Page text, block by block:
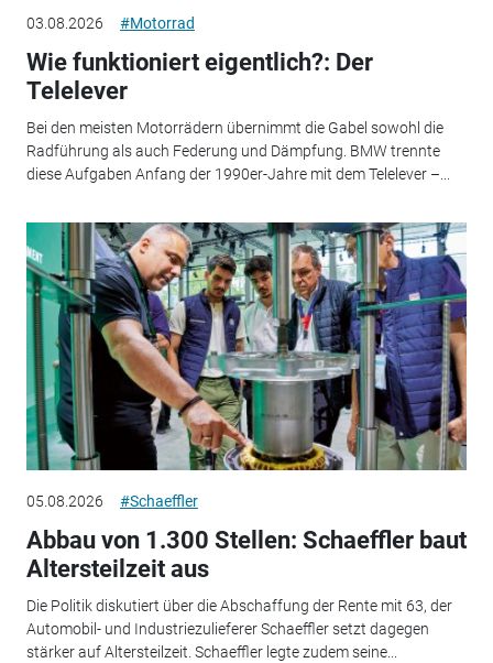
03.08.2026 #Motorrad
Wie funktioniert eigentlich?: Der
Telelever
Bei den meisten Motorrädern übernimmt die Gabel sowohl die
Radführung als auch Federung und Dämpfung. BMW trennte
diese Aufgaben Anfang der 1990er-Jahre mit dem Telelever –...
05.08.2026 #Schaeffler
Abbau von 1.300 Stellen: Schaeffler baut
Altersteilzeit aus
Die Politik diskutiert über die Abschaffung der Rente mit 63, der
Automobil- und Industriezulieferer Schaeffler setzt dagegen
stärker auf Altersteilzeit. Schaeffler legte zudem seine...